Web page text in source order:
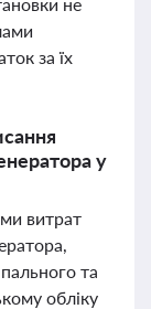
за їх
у
витрат
та
обліку